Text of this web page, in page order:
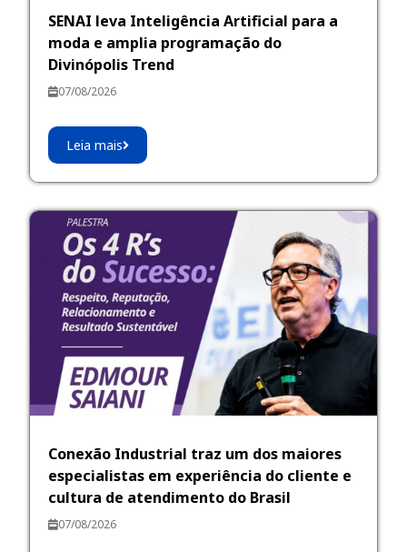
SENAI leva Inteligência Artificial para a
moda e amplia programação do
Divinópolis Trend
07/08/2026
Leia mais
Conexão Industrial traz um dos maiores
especialistas em experiência do cliente e
cultura de atendimento do Brasil
07/08/2026